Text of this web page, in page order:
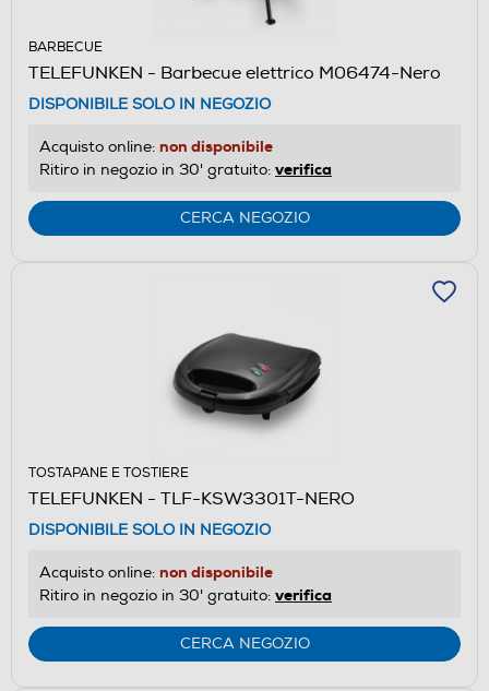
BARBECUE
TELEFUNKEN - Barbecue elettrico M06474-Nero
DISPONIBILE SOLO IN NEGOZIO
Acquisto online: non disponibile
Ritiro in negozio in 30' gratuito: verifica
CERCA NEGOZIO
TOSTAPANE E TOSTIERE
TELEFUNKEN - TLF-KSW3301T-NERO
DISPONIBILE SOLO IN NEGOZIO
Acquisto online: non disponibile
Ritiro in negozio in 30' gratuito: verifica
CERCA NEGOZIO